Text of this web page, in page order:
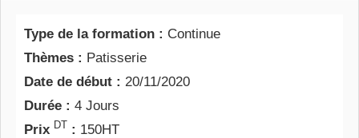
Type de la formation : Continue
Thèmes : Patisserie
Date de début : 20/11/2020
Durée : 4 Jours
Prix DT : 150HT